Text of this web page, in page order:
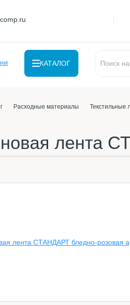
КАТАЛОГ
Расходные материалы Текстильные
лента